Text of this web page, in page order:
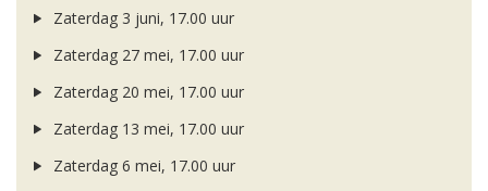
Zaterdag 3 juni, 17.00 uur
Zaterdag 27 mei, 17.00 uur
Zaterdag 20 mei, 17.00 uur
Zaterdag 13 mei, 17.00 uur
Zaterdag 6 mei, 17.00 uur